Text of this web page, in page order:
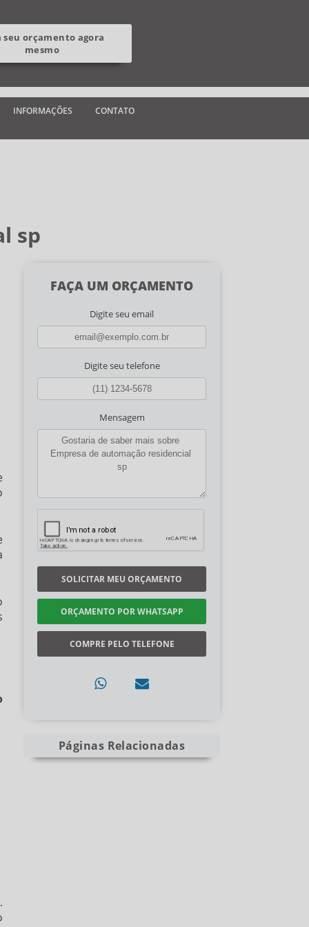
seu orçamento agora
mesmo
INFORMAÇÕES CONTATO
sp
.
FAÇA UM ORÇAMENTO
Digite seu email
Digite seu telefone
Mensagem
SOLICITAR MEU ORÇAMENTO
ORÇAMENTO POR WHATSAPP
COMPRE PELO TELEFONE
Páginas Relacionadas